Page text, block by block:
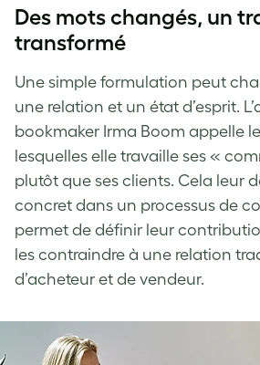
Des mots changés, un
transformé
Une simple formulation peut
une relation et un état d’esprit.
bookmaker Irma Boom appelle
lesquelles elle travaille ses «
plutôt que ses clients. Cela leur
concret dans un processus de
permet de définir leur
les contraindre à une relation
d’acheteur et de vendeur.